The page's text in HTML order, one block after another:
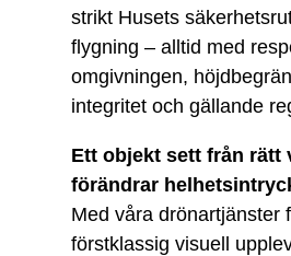
strikt Husets
flygning – alltid med
omgivningen,
integritet och gällande
Ett objekt sett från rätt
förändrar
Med våra drönartjänster
förstklassig visuell